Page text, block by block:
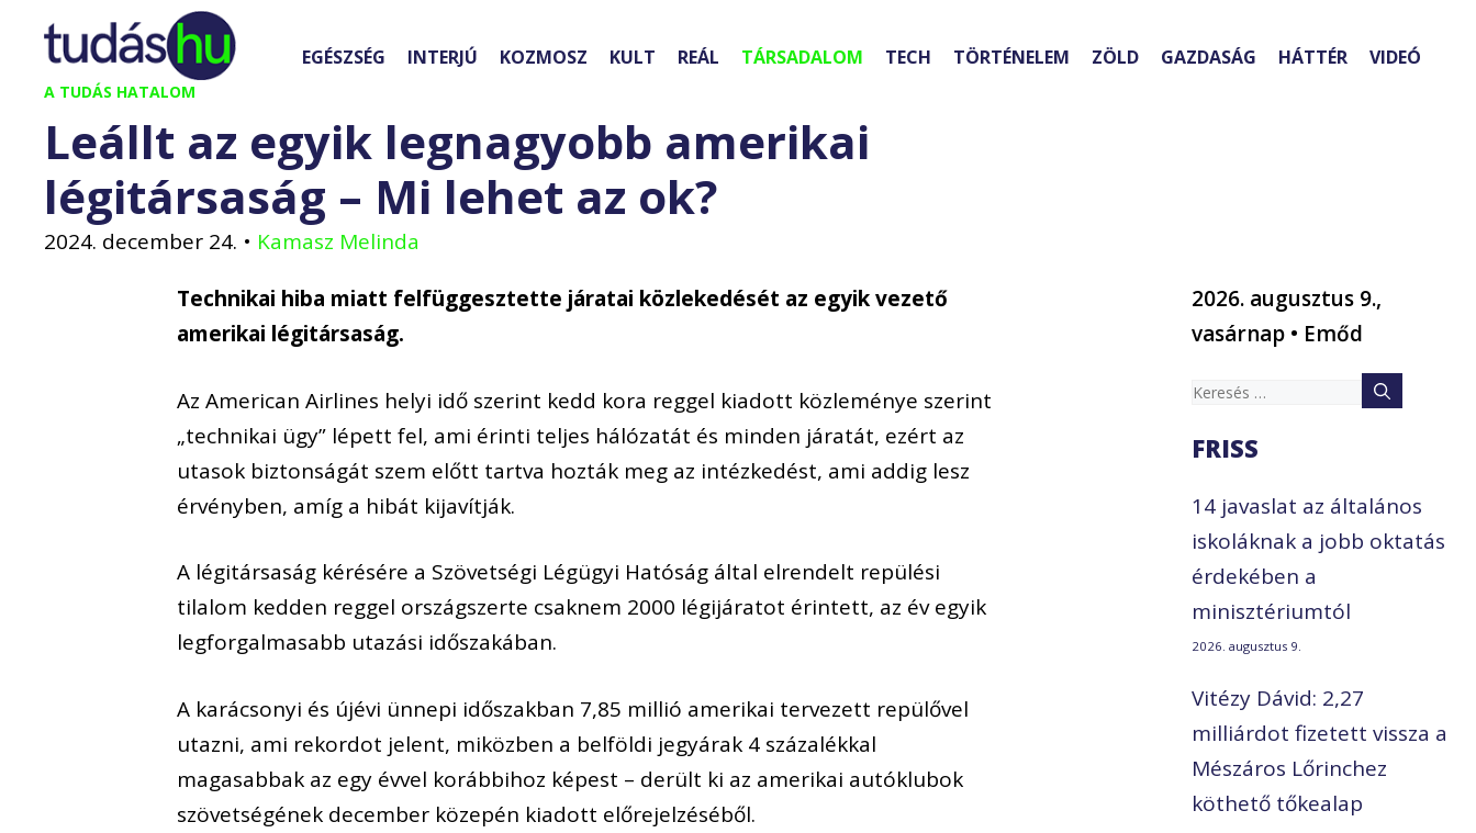
Kilépés
tartalomba
A TUDÁS HATALOM
EGÉSZSÉG INTERJÚ KOZMOSZ KULT REÁL TÁRSADALOM TECH TÖRTÉNELEM ZÖLD GAZDASÁG HÁTTÉR VIDEÓ
Leállt az egyik legnagyobb amerikai
légitársaság – Mi lehet az ok?
2024. december 24. • Kamasz Melinda
Technikai hiba miatt felfüggesztette járatai közlekedését az egyik vezető
amerikai légitársaság.
Az American Airlines helyi idő szerint kedd kora reggel kiadott közleménye szerint
„technikai ügy” lépett fel, ami érinti teljes hálózatát és minden járatát, ezért az
utasok biztonságát szem előtt tartva hozták meg az intézkedést, ami addig lesz
érvényben, amíg a hibát kijavítják.
A légitársaság kérésére a Szövetségi Légügyi Hatóság által elrendelt repülési
tilalom kedden reggel országszerte csaknem 2000 légijáratot érintett, az év egyik
legforgalmasabb utazási időszakában.
A karácsonyi és újévi ünnepi időszakban 7,85 millió amerikai tervezett repülővel
utazni, ami rekordot jelent, miközben a belföldi jegyárak 4 százalékkal
magasabbak az egy évvel korábbihoz képest – derült ki az amerikai autóklubok
szövetségének december közepén kiadott előrejelzéséből.
2026. augusztus 9.,
vasárnap • Emőd
Keresés:
FRISS
14 javaslat az általános
iskoláknak a jobb oktatás
érdekében a
minisztériumtól
2026. augusztus 9.
Vitézy Dávid: 2,27
milliárdot fizetett vissza a
Mészáros Lőrinchez
köthető tőkealap